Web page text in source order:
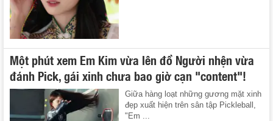
Một phút xem Em Kim vừa lên đồ Người nhện vừa
đánh Pick, gái xinh chưa bao giờ cạn "content"!
Giữa hàng loạt những gương mặt xinh
đẹp xuất hiện trên sân tập Pickleball,
"Em ...